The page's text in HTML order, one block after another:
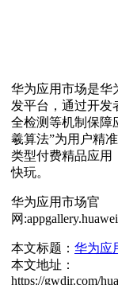
华为应用市场是华
发平台，通过开发
全检测等机制保障
羲算法”为用户精
类型付费精品应用
快玩。
华为应用市场官
网
本文标题： 华为应
本文地址：
https://gwdir.com/